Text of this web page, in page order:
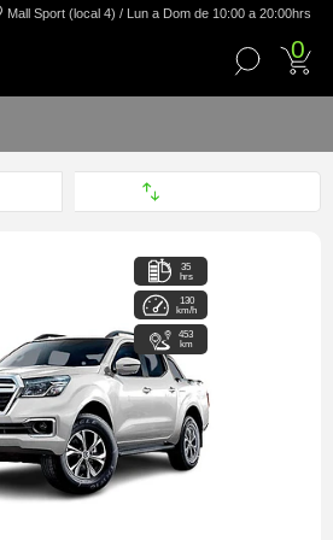
Mall Sport (local 4) / Lun a Dom de 10:00 a 20:00hrs
0
35
hrs
130
km/h
453
km